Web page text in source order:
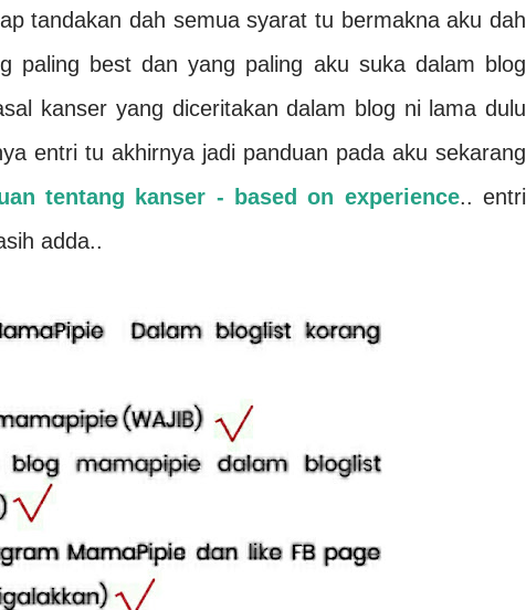
tandakan dah semua syarat tu bermakna aku dah
paling best dan yang paling aku suka dalam blog
kanser yang diceritakan dalam blog ni lama dulu
entri tu akhirnya jadi panduan pada aku sekarang
tentang kanser - based on experience.. entri
adda..